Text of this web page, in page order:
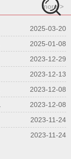
more >
2025-03-20
2025-01-08
2023-12-29
2023-12-13
2023-12-08
2023-12-08
2023-11-24
2023-11-24